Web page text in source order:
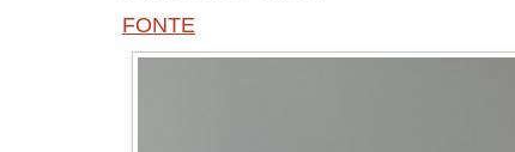
FONTE